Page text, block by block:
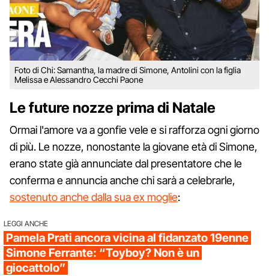
Foto di Chi: Samantha, la madre di Simone, Antolini con la figlia
Melissa e Alessandro Cecchi Paone
Le future nozze prima di Natale
Ormai l'amore va a gonfie vele e si rafforza ogni giorno
di più. Le nozze, nonostante la giovane età di Simone,
erano state già annunciate dal presentatore che le
conferma e annuncia anche chi sarà a celebrarle,
sostenuto anche dalla sua ex moglie:
LEGGI ANCHE
Pamela Prati ancora vicina al fidanzato 19enne
Simone Ferrante: “Toyboy? Non è un
giocattolo”